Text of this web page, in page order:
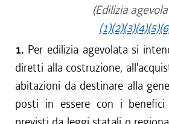
(Edilizia
(1)(2)(3)(4)(5)
1. Per edilizia agevolata si
diretti alla costruzione,
abitazioni da destinare alla
posti in essere con i benefici